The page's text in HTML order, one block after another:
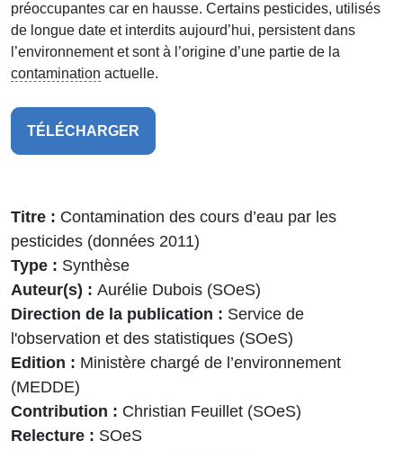
préoccupantes car en hausse. Certains pesticides, utilisés
de longue date et interdits aujourd’hui, persistent dans
l’environnement et sont à l’origine d’une partie de la
contamination actuelle.
TÉLÉCHARGER
Titre
Contamination des cours d’eau par les
pesticides (données 2011)
Type
Synthèse
Auteur(s)
Aurélie Dubois (SOeS)
Direction de la publication
Service de
l'observation et des statistiques (SOeS)
Edition
Ministère chargé de l’environnement
(MEDDE)
Contribution
Christian Feuillet (SOeS)
Relecture
SOeS